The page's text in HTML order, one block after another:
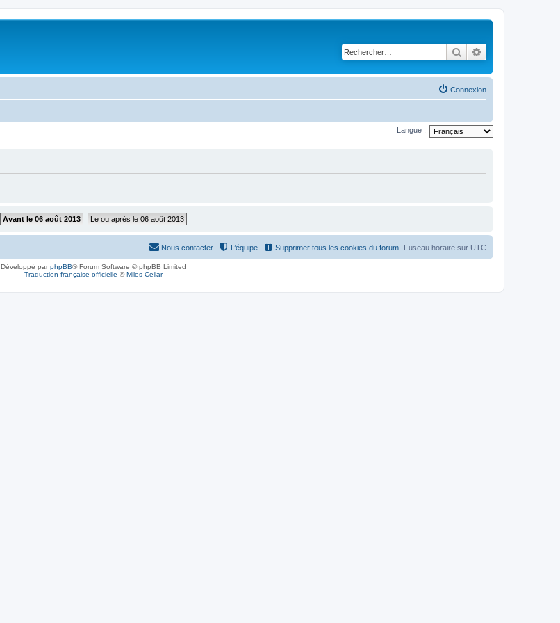
Rechercher
Connexion
Langue :
Avant le 06 août 2013 Le ou après le 06 août 2013
Fuseau horaire sur UTC
Supprimer tous les cookies du forum
L’équipe
Nous contacter
Développé parphpBB® Forum Software © phpBB Limited
Traduction française officielle ©Miles Cellar